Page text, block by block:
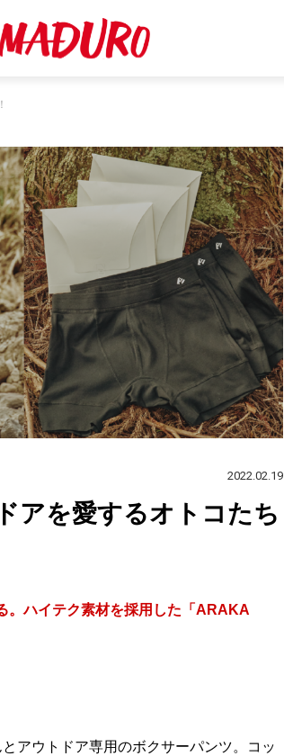
2022.02.19
アを愛するオトコたち
。ハイテク素材を採用した「ARAKA
アウトドア専用のボクサーパンツ。コッ